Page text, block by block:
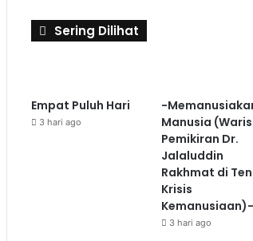
Sering Dilihat
Empat Puluh Hari
3 hari ago
-
Manusia
Pemikiran Dr.
Jalaluddin
Rakhmat di
Krisis
Kemanusiaan)-
3 hari ago